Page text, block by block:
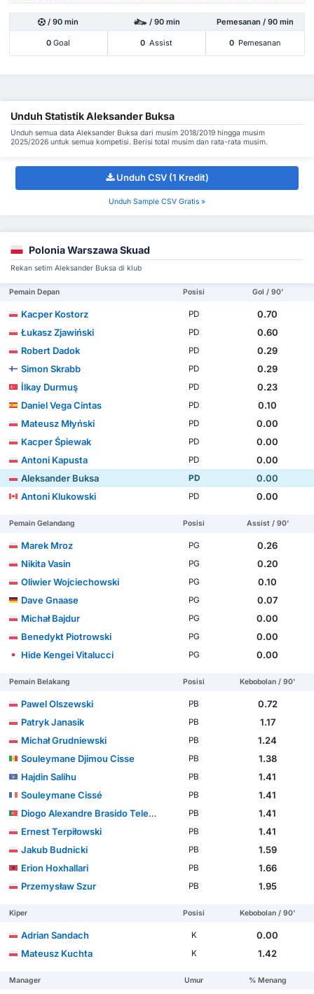
/ 90 min / 90 min Pemesanan / 90 min
0 Goal 0 Assist 0 Pemesanan
Unduh Statistik Aleksander Buksa
Unduh semua data Aleksander Buksa dari musim 2018/2019 hingga musim
2025/2026 untuk semua kompetisi. Berisi total musim dan rata-rata musim.
Unduh CSV (1 Kredit)
Unduh Sample CSV Gratis »
Polonia Warszawa Skuad
Rekan setim Aleksander Buksa di klub
Pemain Depan Posisi Gol / 90'
Kacper Kostorz PD
0.70
Łukasz Zjawiński
PD
0.60
Robert Dadok
PD
0.29
Simon Skrabb
PD
0.29
İlkay Durmuş
PD
0.23
Daniel Vega Cintas
PD
0.10
Mateusz Młyński
PD
0.00
Kacper Śpiewak
PD
0.00
Antoni Kapusta
PD
0.00
Aleksander Buksa
PD
0.00
Antoni Klukowski
PD 0.00
Pemain Gelandang Posisi Assist / 90'
Marek Mroz PG
0.26
Nikita Vasin
PG
0.20
Oliwier Wojciechowski
PG
0.10
Dave Gnaase
PG
0.07
Michał Bajdur
PG
0.00
Benedykt Piotrowski
PG
0.00
Hide Kengei Vitalucci
PG 0.00
Pemain Belakang Posisi Kebobolan / 90'
Pawel Olszewski PB
0.72
Patryk Janasik
PB
1.17
Michał Grudniewski
PB
1.24
Souleymane Djimou Cisse
PB
1.38
Hajdin Salihu
PB
1.41
Souleymane Cissé
PB
1.41
Diogo Alexandre Brasido Teles Furtado Silva
PB
1.41
Ernest Terpiłowski
PB
1.41
Jakub Budnicki
PB
1.59
Erion Hoxhallari
PB
1.66
Przemysław Szur
PB 1.95
Kiper Posisi Kebobolan / 90'
Adrian Sandach K
0.00
Mateusz Kuchta
K 1.42
Manager Umur % Menang